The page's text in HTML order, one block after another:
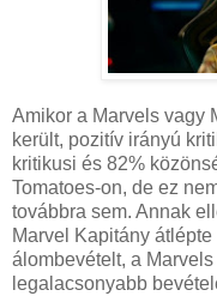
Amikor a Marvels vagy
került, pozitív irányú
kritikusi és 82%
Tomatoes-on, de ez
továbbra sem. Annak
Marvel Kapitány
álombevételt, a
legalacsonyabb